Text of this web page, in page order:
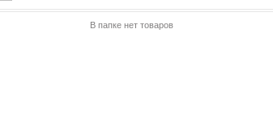
В папке нет товаров